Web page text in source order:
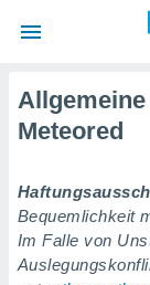
dass
von
Meteored
Bequemlichkeit
Im Falle von